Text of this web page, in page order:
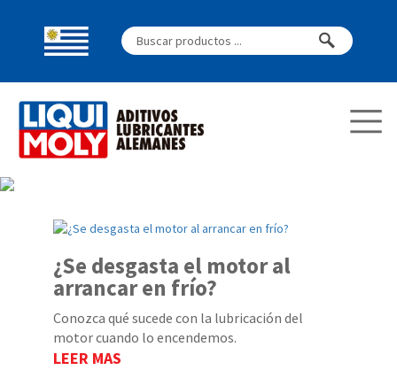
¿Se desgasta el motor al
arrancar en frío?
Conozca qué sucede con la lubricación del
motor cuando lo encendemos.
LEER MAS